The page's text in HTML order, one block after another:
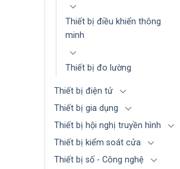
Thiết bị điều khiển thông
minh
Thiết bị đo lường
Thiết bị điện tử
Thiết bị gia dụng
Thiết bị hội nghị truyền hình
Thiết bị kiểm soát cửa
Thiết bị số - Công nghệ